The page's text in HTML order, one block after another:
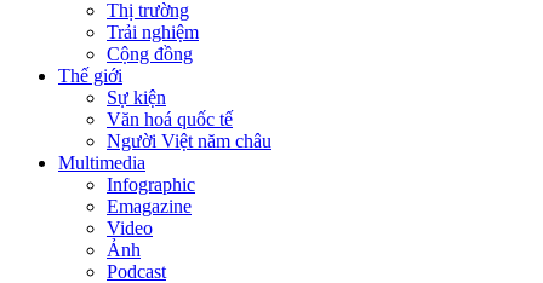
Thị trường
Trải nghiệm
Cộng đồng
Thế giới
Sự kiện
Văn hoá quốc tế
Người Việt năm châu
Multimedia
Infographic
Emagazine
Video
Ảnh
Podcast